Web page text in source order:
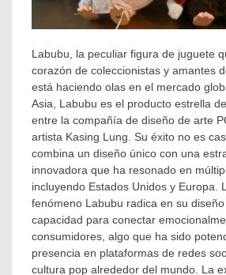
Labubu, la peculiar figura de juguete
corazón de coleccionistas y amantes
está haciendo olas en el mercado
Asia, Labubu es el producto estrella
entre la compañía de diseño de arte
artista Kasing Lung. Su éxito no es
combina un diseño único con una
innovadora que ha resonado en
incluyendo Estados Unidos y Europa.
fenómeno Labubu radica en su
capacidad para conectar
consumidores, algo que ha sido
presencia en plataformas de redes
cultura pop alrededor del mundo. La